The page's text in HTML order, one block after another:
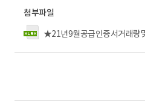
첨부파일
★21년9월공급인증서거래량및거래금액_전